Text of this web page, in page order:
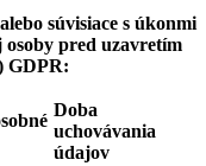
súvisiace s úkonmi
pred uzavretím
GDPR:
Doba
uchovávania
údajov